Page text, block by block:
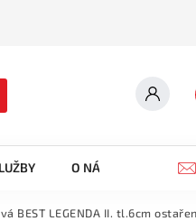
O NÁS
BEST LEGENDA II. tl.6cm